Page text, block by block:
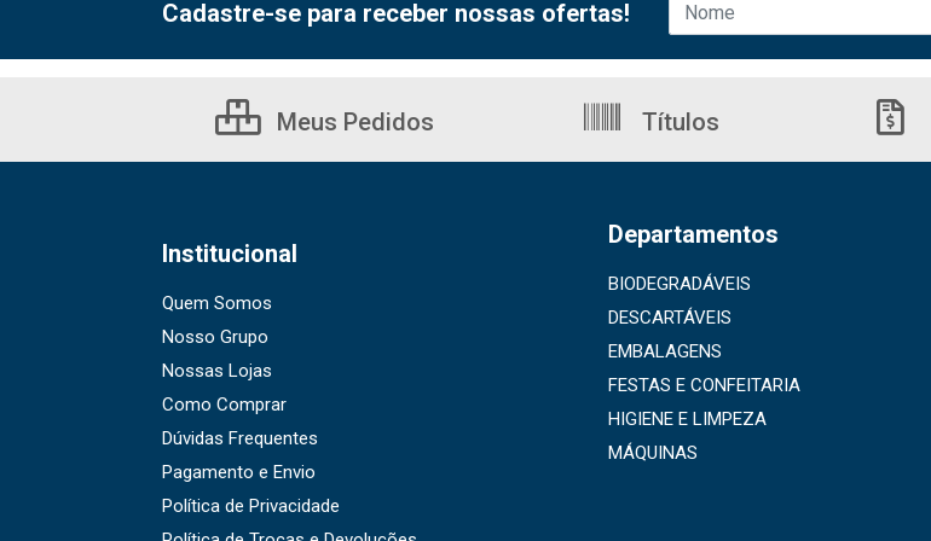
Cadastre-se para receber nossas ofertas!
Meus Pedidos Títulos
Institucional
Quem Somos
Nosso Grupo
Nossas Lojas
Como Comprar
Dúvidas Frequentes
Pagamento e Envio
Política de Privacidade
Departamentos
BIODEGRADÁVEIS
DESCARTÁVEIS
EMBALAGENS
FESTAS E CONFEITARIA
HIGIENE E LIMPEZA
MÁQUINAS